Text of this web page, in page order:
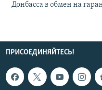
Донбасса в обмен на
ПРИСОЕДИНЯЙТЕСЬ!